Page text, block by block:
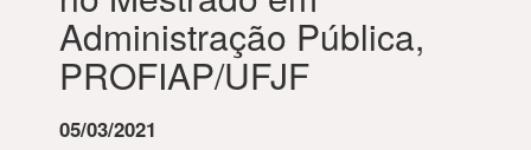
Administração Pública,
PROFIAP/UFJF
05/03/2021